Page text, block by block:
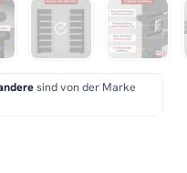
sind von der Marke